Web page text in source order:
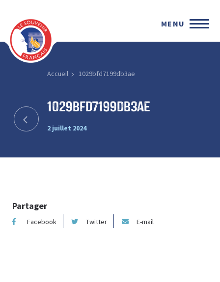
MENU
Accueil 1029bfd7199db3ae
1029bfd7199db3ae
2 juillet 2024
Partager
Facebook Twitter E-mail